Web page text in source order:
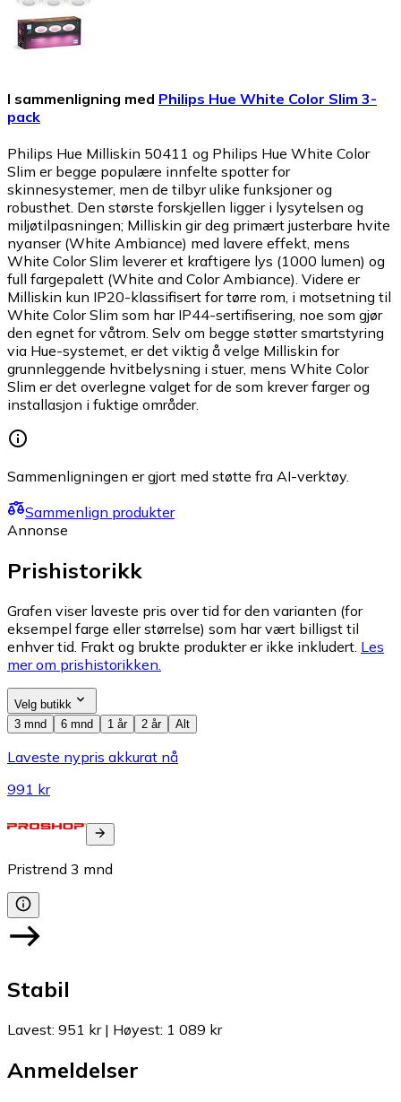
I sammenligning med Philips Hue White Color Slim 3-
pack
Philips Hue Milliskin 50411 og Philips Hue White Color
Slim er begge populære innfelte spotter for
skinnesystemer, men de tilbyr ulike funksjoner og
robusthet. Den største forskjellen ligger i lysytelsen og
miljøtilpasningen; Milliskin gir deg primært justerbare hvite
nyanser (White Ambiance) med lavere effekt, mens
White Color Slim leverer et kraftigere lys (1000 lumen) og
full fargepalett (White and Color Ambiance). Videre er
Milliskin kun IP20-klassifisert for tørre rom, i motsetning til
White Color Slim som har IP44-sertifisering, noe som gjør
den egnet for våtrom. Selv om begge støtter smartstyring
via Hue-systemet, er det viktig å velge Milliskin for
grunnleggende hvitbelysning i stuer, mens White Color
Slim er det overlegne valget for de som krever farger og
installasjon i fuktige områder.
Sammenligningen er gjort med støtte fra AI-verktøy.
Sammenlign produkter
Annonse
Prishistorikk
Grafen viser laveste pris over tid for den varianten (for
eksempel farge eller størrelse) som har vært billigst til
enhver tid. Frakt og brukte produkter er ikke inkludert. Les
mer om prishistorikken.
Velg butikk
3 mnd
6 mnd 1 år 2 år Alt
Laveste nypris akkurat nå
991 kr
Pristrend 3 mnd
Stabil
Lavest: 951 kr| Høyest: 1 089 kr
Anmeldelser